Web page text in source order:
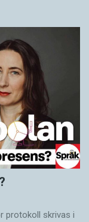
protokoll skrivas i